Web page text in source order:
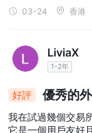
03-24 香港
LiviaX
1-2年
好評 優秀的
我在試過幾個交易
它是一個用戶友好